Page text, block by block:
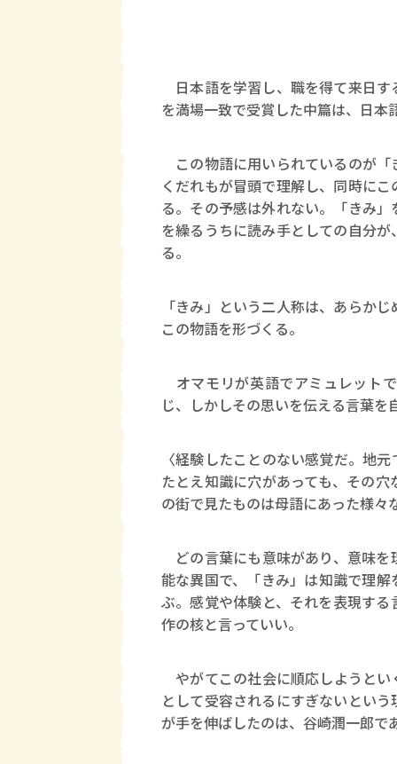
日本語を学習し、職を得て来日
を満場一致で受賞した中篇は、日
この物語に用いられているのが
くだれもが冒頭で理解し、同時に
る。その予感は外れない。「きみ
を繰るうちに読み手としての自分
る。
「きみ」という二人称は、あらか
この物語を形づくる。
オマモリが英語でアミュレット
じ、しかしその思いを伝える言葉
〈経験したことのない感覚だ。地
たとえ知識に穴があっても、その
の街で見たものは母語にあった様々
どの言葉にも意味があり、意味
能な異国で、「きみ」は知識で理
ぶ。感覚や体験と、それを表現す
作の核と言っていい。
やがてこの社会に順応しようと
として受容されるにすぎないとい
が手を伸ばしたのは、谷崎潤一郎で